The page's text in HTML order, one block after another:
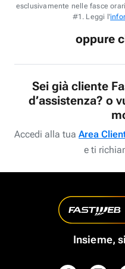
esclusivamente nelle fasce
#1. Leggi l'
oppure
Sei già cliente
d’assistenza? o
Accedi alla tua Area
e ti
Insieme,